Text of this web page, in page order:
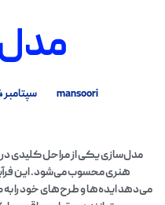
mansoori سپتامبر 24, 2025
مدل‌سازی یکی از مراحل کلیدی
هنری محسوب می‌شود. این
می‌دهد ایده‌ها و طرح‌های خود را